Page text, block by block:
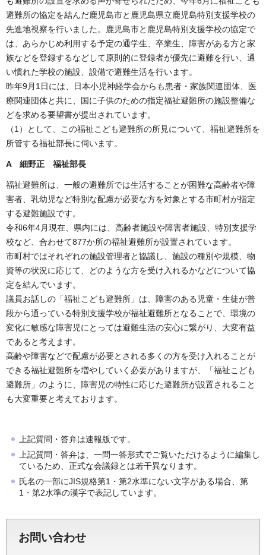
避難所の協定を結んだ鹿児島市と鹿児島県立鹿児島特別支援学校の
先進地視察を行いました。鹿児島市と鹿児島特別支援学校の協定で
は、あらかじめ利用する予定の通学生、卒業生、障害がある方と家
族などを登録するなどして原則的に登録者が優先に避難を行い、通
い慣れた学校の施設、設備で避難生活を行います。
昨年9月1日には、日本小児神経学会からも患者・家族関連団体、医
療関連団体と共に、国に子供のための指定福祉避難所の施設整備な
どを求める要望書が提出されています。
（1）として、この福祉こども避難所の所見について、福祉避難所を
所管する福祉部長に伺います。
A 細野正 福祉部長
福祉避難所は、一般の避難所では生活することが困難な高齢者や障
害者、乳幼児など特別な配慮が必要な方を対象とする市町村が指定
する避難施設です。
令和6年4月現在、県内には、高齢者施設や障害者施設、特別支援学
校など、合わせて877か所の福祉避難所が設置されています。
市町村ではそれぞれの施設管理者と協議し、施設の種別や規模、物
資等の状況に応じて、どのような方を受け入れるかなどについて協
定を結んでいます。
議員お話しの「福祉こども避難所」は、障害のある児童・生徒が普
段から通っている特別支援学校が福祉避難所となることで、環境の
変化に敏感な障害児にとっては避難生活の安心に繋がり、大変有益
であると考えます。
高齢や障害などで配慮が必要とされる多くの方を受け入れることが
できる福祉避難所を増やしていく必要がありますが、「福祉こども
避難所」のように、障害児の特性に応じた避難所が設置されること
も大変重要と考えております。
上記質問・答弁は速報版です。
上記質問・答弁は、一問一答形式でご覧いただけるように編集し
ているため、正式な会議録とは若干異なります。
氏名の一部にJIS規格第1・第2水準にない文字がある場合、第
1・第2水準の漢字で表記しています。
お問い合わせ